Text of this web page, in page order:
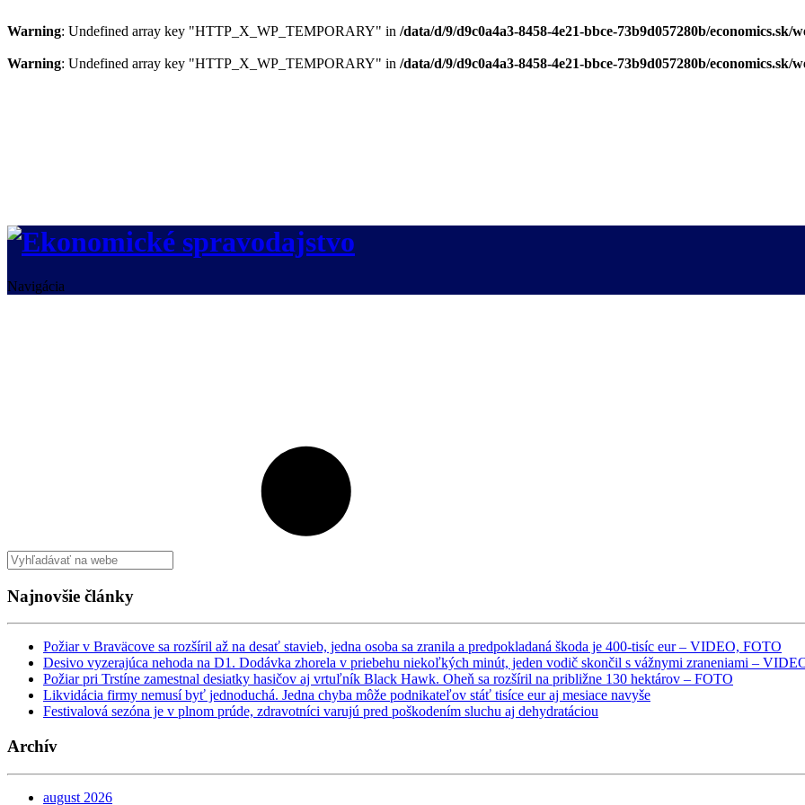
Warning: Undefined array key "HTTP_X_WP_TEMPORARY" in /data/d/9/d9c0a4a3-8458-4e21-bbce-73b9d057280b/economics.sk/
Warning: Undefined array key "HTTP_X_WP_TEMPORARY" in /data/d/9/d9c0a4a3-8458-4e21-bbce-73b9d057280b/economics.sk/
Navigácia
Najnovšie články
Požiar v Braväcove sa rozšíril až na desať stavieb, jedna osoba sa zranila a predpokladaná škoda je 400-tisíc eur – VIDEO, FOTO
Desivo vyzerajúca nehoda na D1. Dodávka zhorela v priebehu niekoľkých minút, jeden vodič skončil s vážnymi zraneniami –
Požiar pri Trstíne zamestnal desiatky hasičov aj vrtuľník Black Hawk. Oheň sa rozšíril na približne 130 hektárov – FOTO
Likvidácia firmy nemusí byť jednoduchá. Jedna chyba môže podnikateľov stáť tisíce eur aj mesiace navyše
Festivalová sezóna je v plnom prúde, zdravotníci varujú pred poškodením sluchu aj dehydratáciou
Archív
august 2026